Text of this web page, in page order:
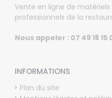
Vente en ligne de
professionnels de la
Nous appeler : 07 49 18 15
INFORMATIONS
Plan du site